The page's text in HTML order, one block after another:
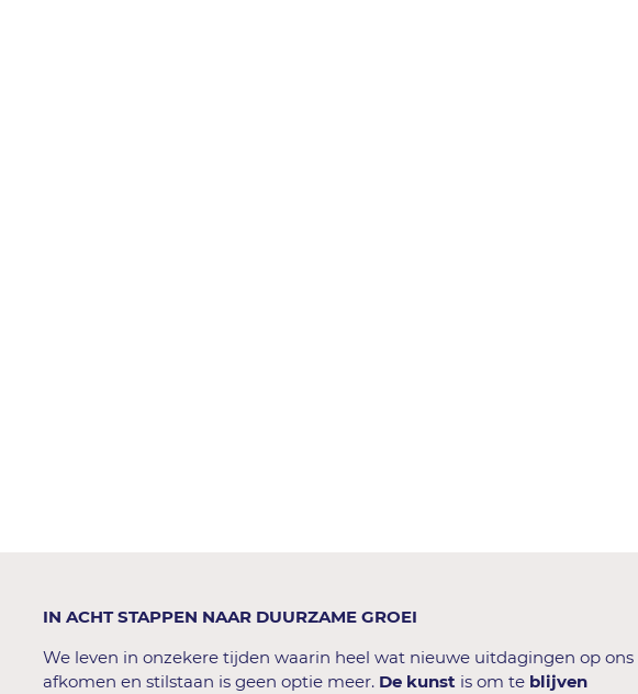
IN ACHT STAPPEN NAAR DUURZAME GROEI
We leven in onzekere tijden waarin heel wat nieuwe uitdagingen op ons
afkomen en stilstaan is geen optie meer. De kunst is om te blijven